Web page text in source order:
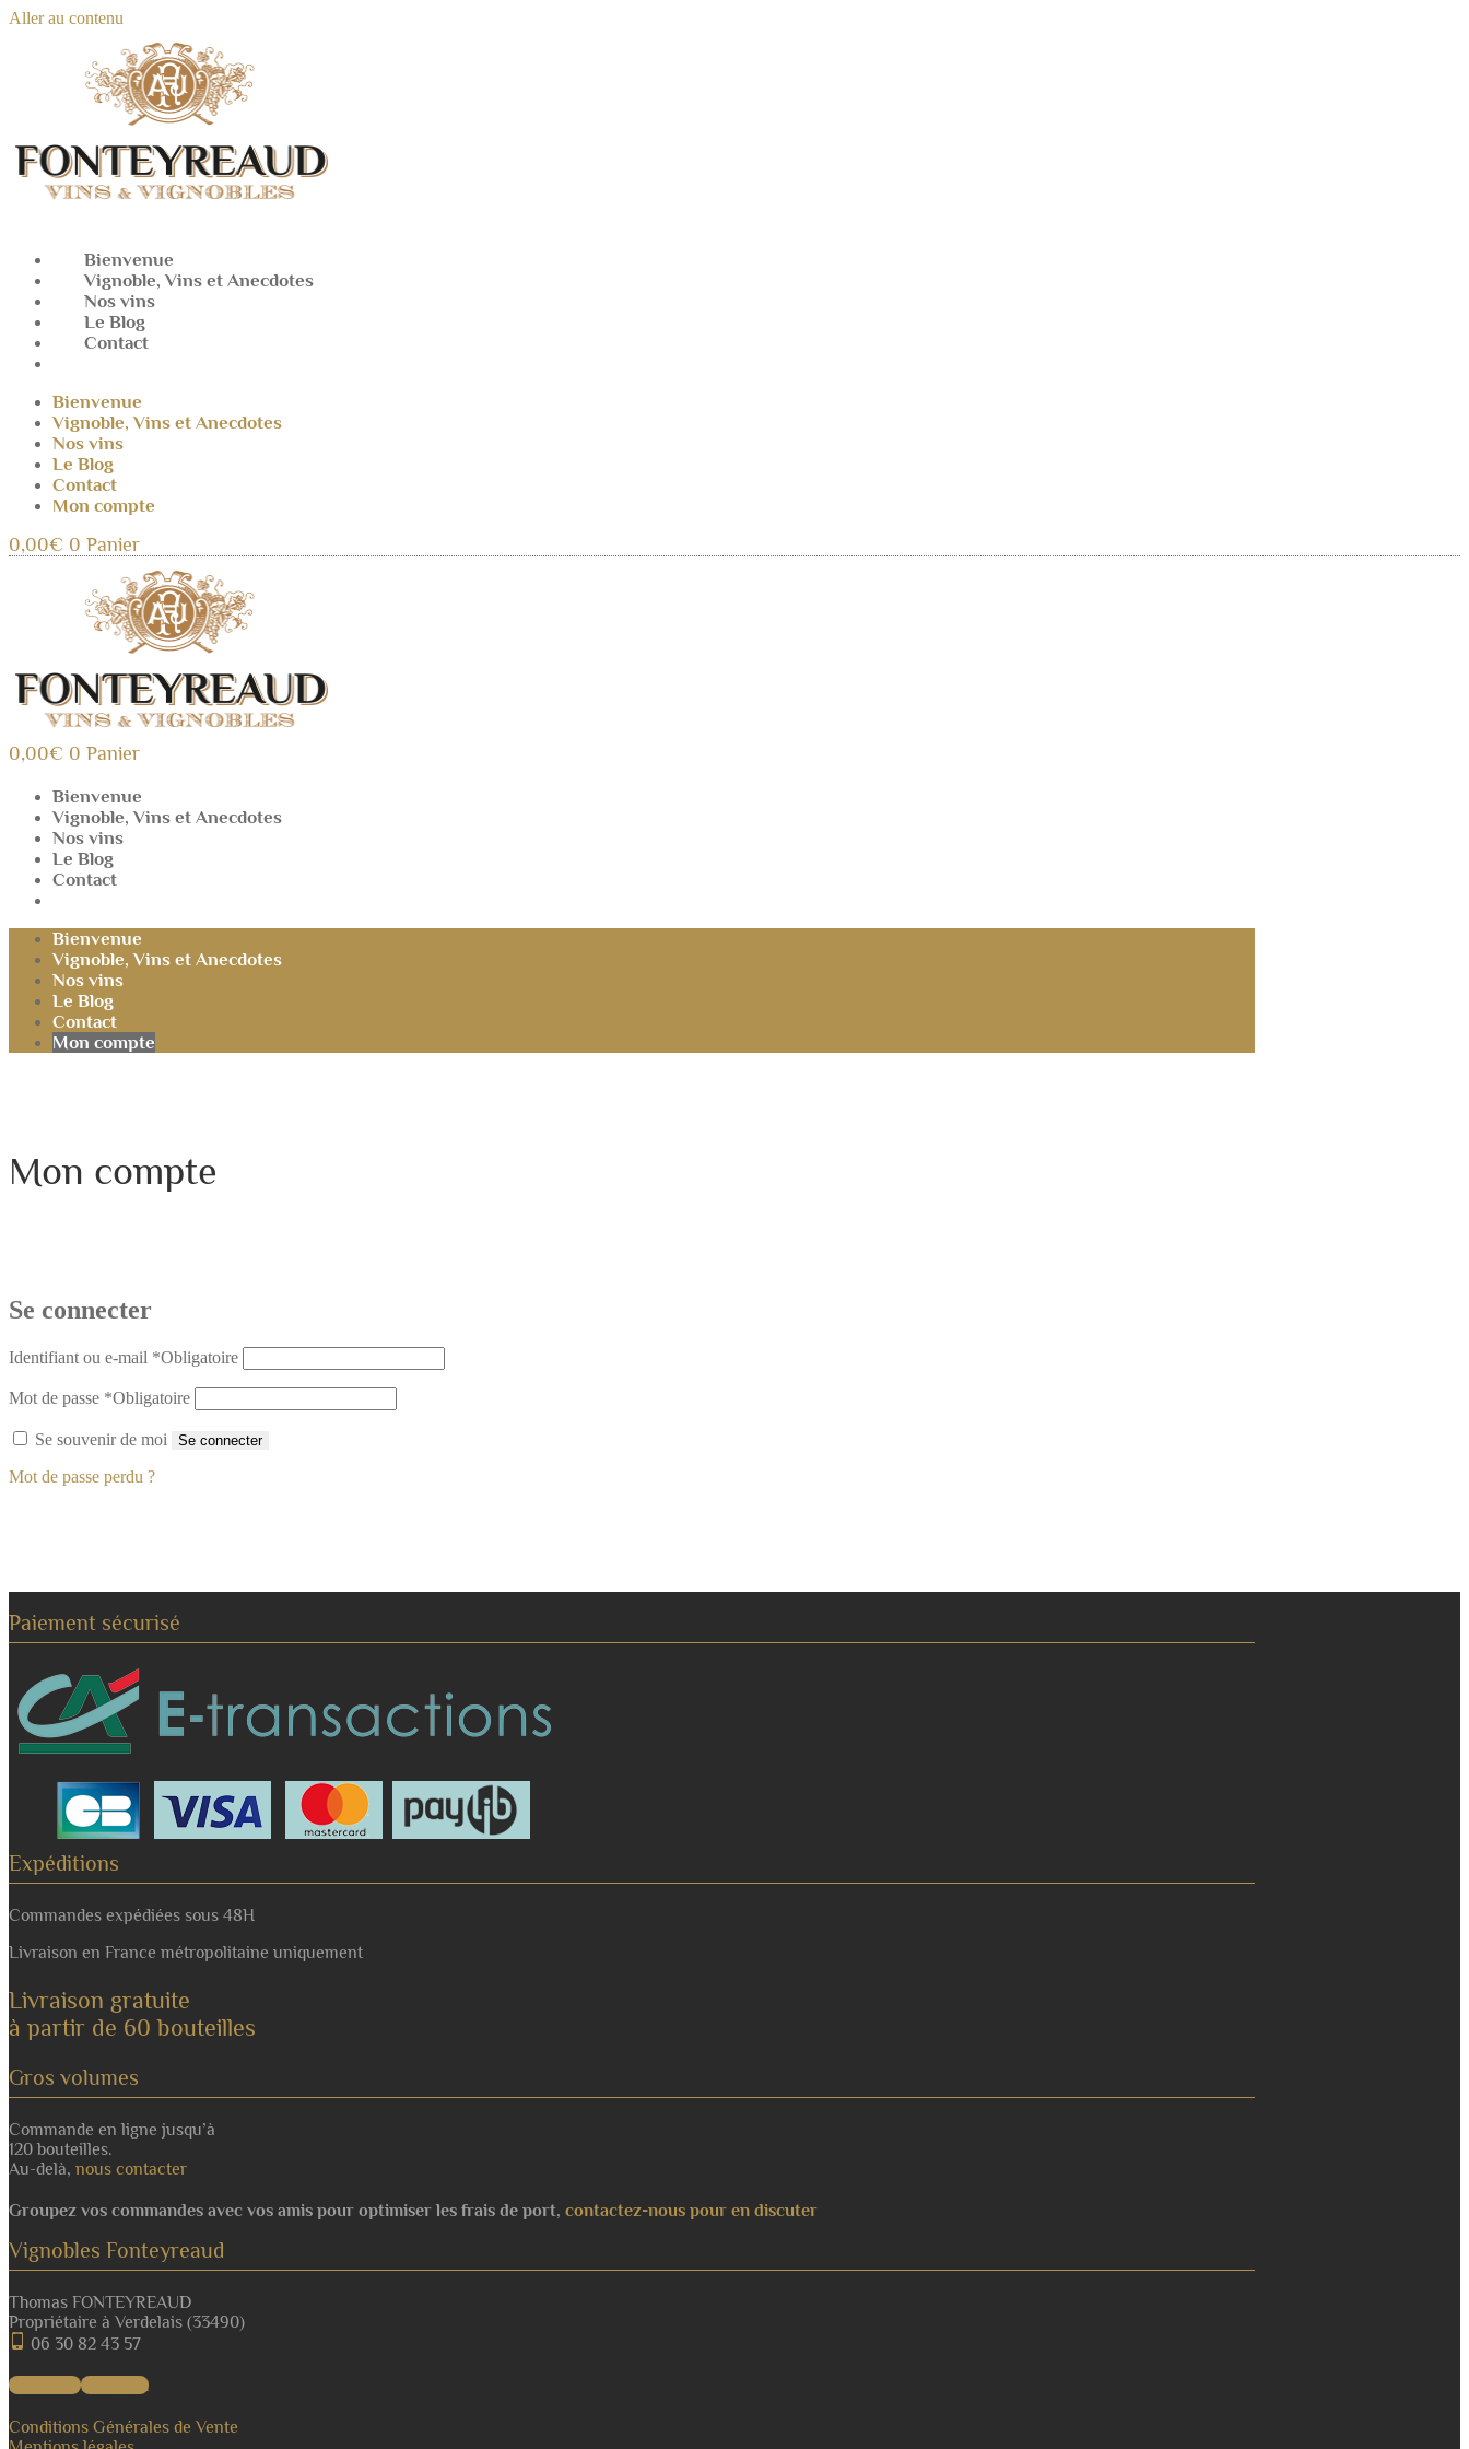
Aller au contenu
Bienvenue
Vignoble, Vins et Anecdotes
Nos vins
Le Blog
Contact
Bienvenue
Vignoble, Vins et Anecdotes
Nos vins
Le Blog
Contact
Mon compte
0,00€ 0 Panier
0,00€ 0 Panier
Bienvenue
Vignoble, Vins et Anecdotes
Nos vins
Le Blog
Contact
Bienvenue
Vignoble, Vins et Anecdotes
Nos vins
Le Blog
Contact
Mon compte
Mon compte
Se connecter
Identifiant ou e-mail *Obligatoire
Mot de passe *Obligatoire
Se souvenir de moi Se connecter
Mot de passe perdu ?
Paiement sécurisé
Expéditions
Commandes expédiées sous 48H
Livraison en France métropolitaine uniquement
Livraison gratuite
à partir de 60 bouteilles
Gros volumes
Commande en ligne jusqu’à
120 bouteilles.
Au-delà, nous contacter
Groupez vos commandes avec vos amis pour optimiser les frais de port, contactez-nous pour en discuter
Vignobles Fonteyreaud
Thomas FONTEYREAUD
Propriétaire à Verdelais (33490)
06 30 82 43 57
Facebook Instagram
Conditions Générales de Vente